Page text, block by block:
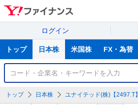
ログイン
サ
トップ 日本株 米国株 FX・為替
銘
検
トップ 日本株 ユナイテッド(株)【2497.T】